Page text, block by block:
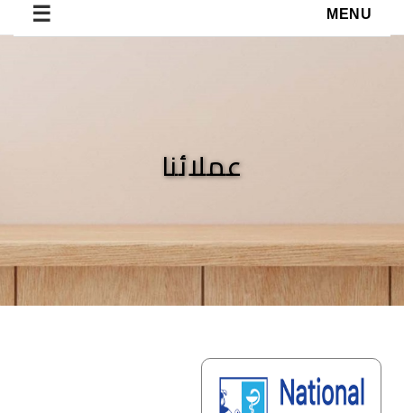
MENU
☰
عملائنا